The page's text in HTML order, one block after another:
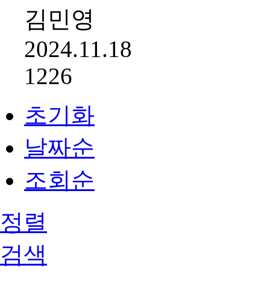
김민영
2024.11.18
1226
초기화
날짜순
조회순
정렬
검색